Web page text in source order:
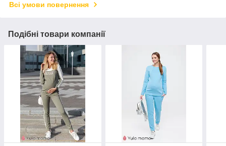
Всі умови повернення
Подібні товари компанії